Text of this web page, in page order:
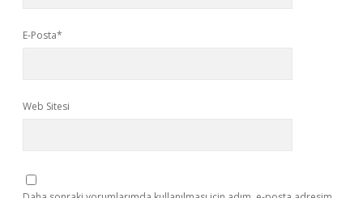
E-Posta*
Web Sitesi